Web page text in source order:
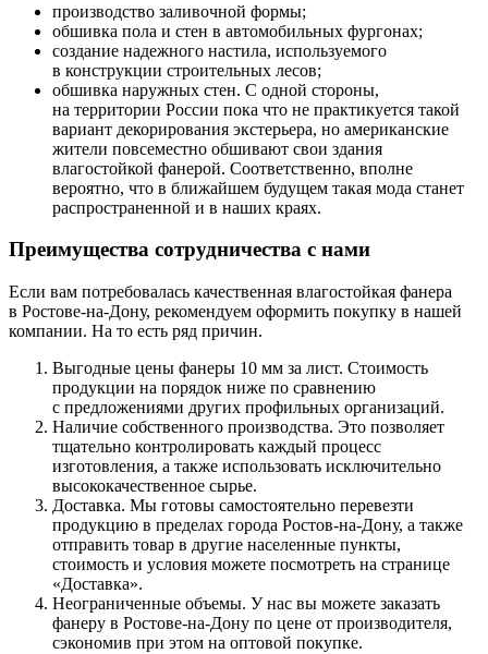
производство заливочной формы;
обшивка пола и стен в автомобильных фургонах;
создание надежного настила, используемого
в конструкции строительных лесов;
обшивка наружных стен. С одной стороны,
на территории России пока что не практикуется такой
вариант декорирования экстерьера, но американские
жители повсеместно обшивают свои здания
влагостойкой фанерой. Соответственно, вполне
вероятно, что в ближайшем будущем такая мода станет
распространенной и в наших краях.
Преимущества сотрудничества с нами
Если вам потребовалась качественная влагостойкая фанера
в Ростове-на-Дону, рекомендуем оформить покупку в нашей
компании. На то есть ряд причин.
Выгодные цены фанеры 10 мм за лист. Стоимость
продукции на порядок ниже по сравнению
с предложениями других профильных организаций.
Наличие собственного производства. Это позволяет
тщательно контролировать каждый процесс
изготовления, а также использовать исключительно
высококачественное сырье.
Доставка. Мы готовы самостоятельно перевезти
продукцию в пределах города Ростов-на-Дону, а также
отправить товар в другие населенные пункты,
стоимость и условия можете посмотреть на странице
«Доставка».
Неограниченные объемы. У нас вы можете заказать
фанеру в Ростове-на-Дону по цене от производителя,
сэкономив при этом на оптовой покупке.